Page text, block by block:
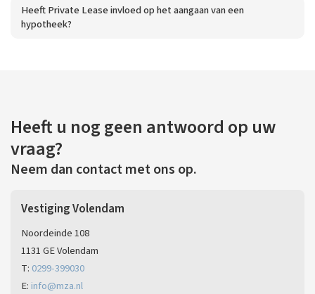
Heeft Private Lease invloed op het aangaan van een
hypotheek?
Heeft u nog geen antwoord op uw
vraag?
Neem dan contact met ons op.
Vestiging Volendam
Noordeinde 108
1131 GE Volendam
T: 0299-399030
E: info@mza.nl